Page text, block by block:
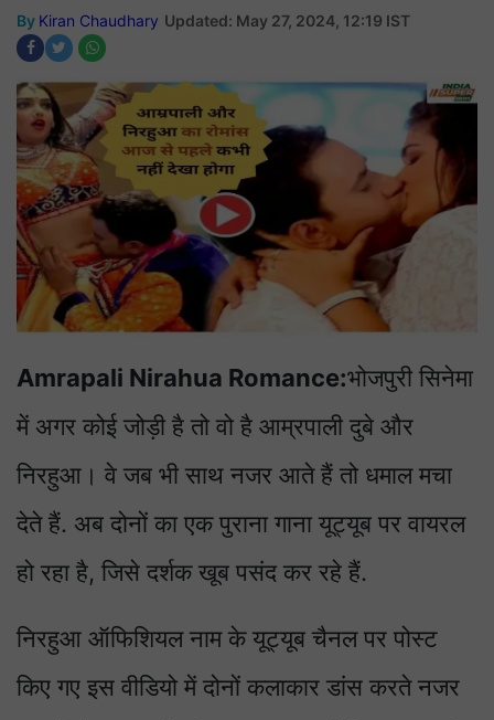
By Kiran Chaudhary Updated: May 27, 2024, 12:19 IST
Amrapali Nirahua Romance:भोजपुरी सिनेमा
में अगर कोई जोड़ी है तो वो है आम्रपाली दुबे और
निरहुआ। वे जब भी साथ नजर आते हैं तो धमाल मचा
देते हैं. अब दोनों का एक पुराना गाना यूट्यूब पर वायरल
हो रहा है, जिसे दर्शक खूब पसंद कर रहे हैं.
निरहुआ ऑफिशियल नाम के यूट्यूब चैनल पर पोस्ट
किए गए इस वीडियो में दोनों कलाकार डांस करते नजर